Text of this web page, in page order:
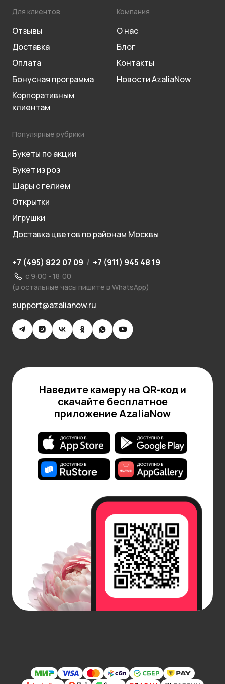
Для клиентов
Отзывы
Доставка
Оплата
Бонусная программа
Корпоративным
клиентам
Компания
О нас
Блог
Контакты
Новости AzaliaNow
Популярные рубрики
Букеты по акции
Букет из роз
Шары с гелием
Открытки
Игрушки
Доставка цветов по районам Москвы
+7 (495) 822 07 09 / +7 (911) 945 48 19
с 9:00 - 18:00
(в остальные часы пишите в WhatsApp)
support@azalianow.ru
Наведите камеру на QR-код и
скачайте бесплатное
приложение AzaliaNow